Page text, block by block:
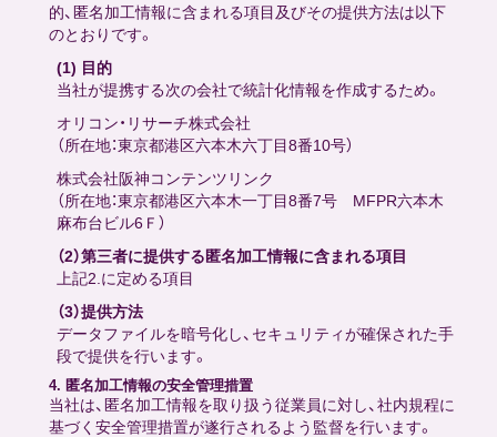
的、匿名加工情報に含まれる項目及びその提供方法は以下
のとおりです。
(1) 目的
当社が提携する次の会社で統計化情報を作成するため。
オリコン・リサーチ株式会社
（所在地：東京都港区六本木六丁目8番10号）
株式会社阪神コンテンツリンク
（所在地：東京都港区六本木一丁目8番7号 MFPR六本木
麻布台ビル6Ｆ）
（2）第三者に提供する匿名加工情報に含まれる項目
上記2.に定める項目
（3）提供方法
データファイルを暗号化し、セキュリティが確保された手
段で提供を行います。
4. 匿名加工情報の安全管理措置
当社は、匿名加工情報を取り扱う従業員に対し、社内規程に
基づく安全管理措置が遂行されるよう監督を行います。